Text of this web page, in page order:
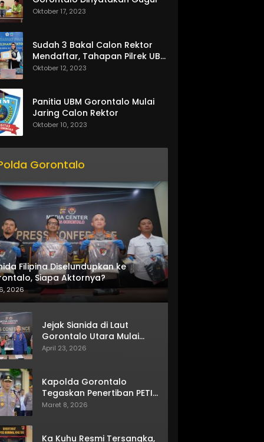
Oktober 17, 2023
Sudah 3 Bakal Calon Rektor
Mendaftar, Tahapan Pilrek UBM
Gorontalo Makin Seru
Oktober 12, 2023
Panitia UBM Gorontalo Mulai
Jaring Calon Rektor
Oktober 10, 2023
Gorontalo
Filipina Diselundupkan ke
Siapa Aktornya?
2026
Jejak Sianida di Laut
Gorontalo Utara Mulai
Terkuak
April 23, 2026
Kapolda Gorontalo
Tegaskan Penertiban PETI
Terus Berjalan
Maret 8, 2026
Ka Kuhu Resmi Tersangka,